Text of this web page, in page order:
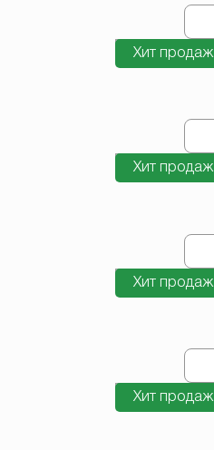
Хит продаж
Хит продаж
Хит продаж
Хит продаж